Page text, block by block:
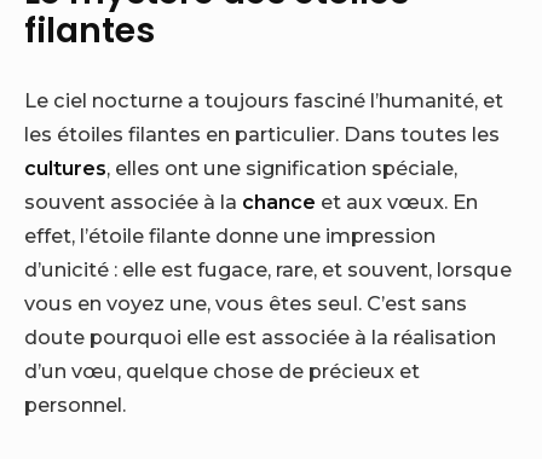
filantes
Le ciel nocturne a toujours fasciné l’humanité, et
les étoiles filantes en particulier. Dans toutes les
cultures, elles ont une signification spéciale,
souvent associée à la chance et aux vœux. En
effet, l’étoile filante donne une impression
d’unicité : elle est fugace, rare, et souvent, lorsque
vous en voyez une, vous êtes seul. C’est sans
doute pourquoi elle est associée à la réalisation
d’un vœu, quelque chose de précieux et
personnel.